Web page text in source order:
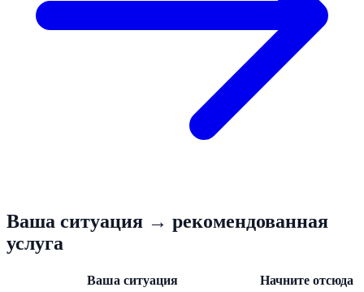
Ваша ситуация → рекомендованная
услуга
Ваша ситуация Начните отсюда